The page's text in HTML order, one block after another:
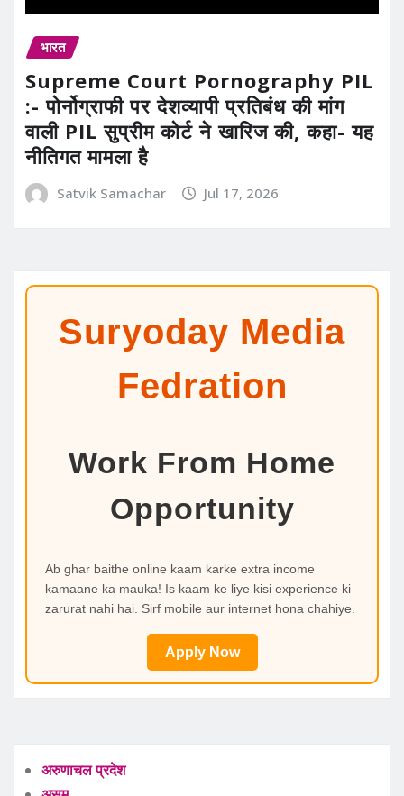
भारत
Supreme Court Pornography PIL
:- पोर्नोग्राफी पर देशव्यापी प्रतिबंध की मांग
वाली PIL सुप्रीम कोर्ट ने खारिज की, कहा- यह
नीतिगत मामला है
Satvik Samachar Jul 17, 2026
Suryoday Media
Fedration
Work From Home
Opportunity
Ab ghar baithe online kaam karke extra income
kamaane ka mauka! Is kaam ke liye kisi experience ki
zarurat nahi hai. Sirf mobile aur internet hona chahiye.
Apply Now
अरुणाचल प्रदेश